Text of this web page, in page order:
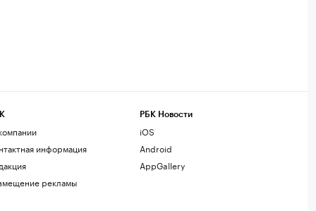
информация
рекламы
РБК Новости
iOS
Android
AppGallery